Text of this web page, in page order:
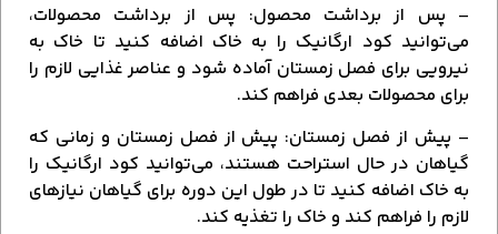
– پس از برداشت محصول: پس از برداشت محصولات،
می‌توانید کود ارگانیک را به خاک اضافه کنید تا خاک به
نیرویی برای فصل زمستان آماده شود و عناصر غذایی لازم را
برای محصولات بعدی فراهم کند.
– پیش از فصل زمستان: پیش از فصل زمستان و زمانی که
گیاهان در حال استراحت هستند، می‌توانید کود ارگانیک را
به خاک اضافه کنید تا در طول این دوره برای گیاهان نیازهای
لازم را فراهم کند و خاک را تغذیه کند.